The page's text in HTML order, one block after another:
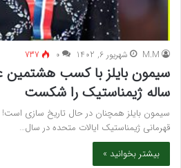
M.M شهریور 6, 1402 ۰ 737
ساله ژیمناستیک را شکست
قهرمانی ژیمناستیک ایالات متحده در سال…
بیشتر بخوانید »